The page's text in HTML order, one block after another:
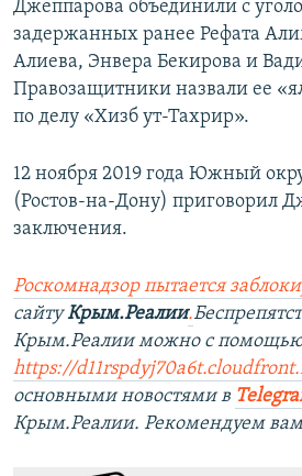
Джеппарова объединили с
задержанных ранее Рефата
Алиева, Энвера Бекирова и
Правозащитники назвали ее
по делу «Хизб ут-Тахрир».
12 ноября 2019 года Южный
(Ростов-на-Дону) приговорил
заключения.
Роскомнадзор пытается
сайтуКрым.Реалии.
Крым.Реалии можно с
https://
основными новостями в
Крым.Реалии. Рекомендуем